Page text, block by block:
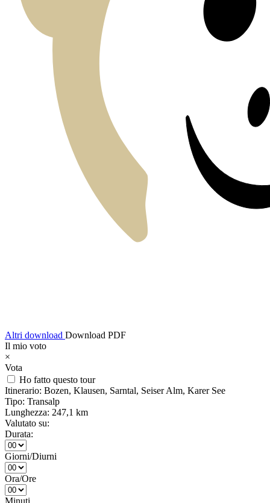
Altri download Download PDF
Il mio voto
×
Vota
Ho fatto questo tour
Itinerario: Bozen, Klausen, Sarntal, Seiser Alm, Karer See
Tipo: Transalp
Lunghezza: 247,1 km
Valutato su:
Durata:
Giorni/Diurni
Ora/Ore